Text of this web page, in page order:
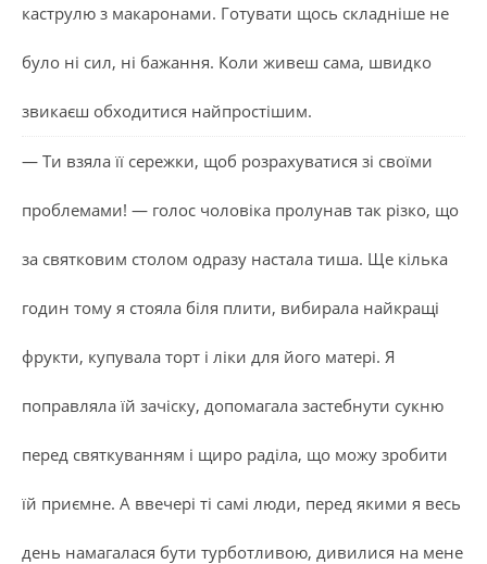
каструлю з макаронами. Готувати щось складніше не
було ні сил, ні бажання. Коли живеш сама, швидко
звикаєш обходитися найпростішим.
— Ти взяла її сережки, щоб розрахуватися зі своїми
проблемами! — голос чоловіка пролунав так різко, що
за святковим столом одразу настала тиша. Ще кілька
годин тому я стояла біля плити, вибирала найкращі
фрукти, купувала торт і ліки для його матері. Я
поправляла їй зачіску, допомагала застебнути сукню
перед святкуванням і щиро раділа, що можу зробити
їй приємне. А ввечері ті самі люди, перед якими я весь
день намагалася бути турботливою, дивилися на мене